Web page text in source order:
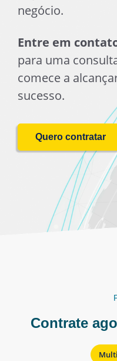
negócio.
Entre em
para uma
comece a
sucesso.
Quero contratar
Contrate